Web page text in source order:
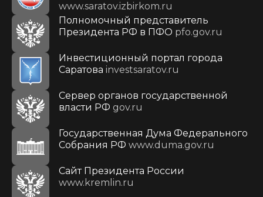
www.saratov.izbirkom.ru
Полномочный представитель
Президента РФ в ПФО pfo.gov.ru
Инвестиционный портал города
Саратова investsaratov.ru
Сервер органов государственной
власти РФ gov.ru
Государственная Дума Федерального
Собрания РФ www.duma.gov.ru
Cайт Президента России
www.kremlin.ru